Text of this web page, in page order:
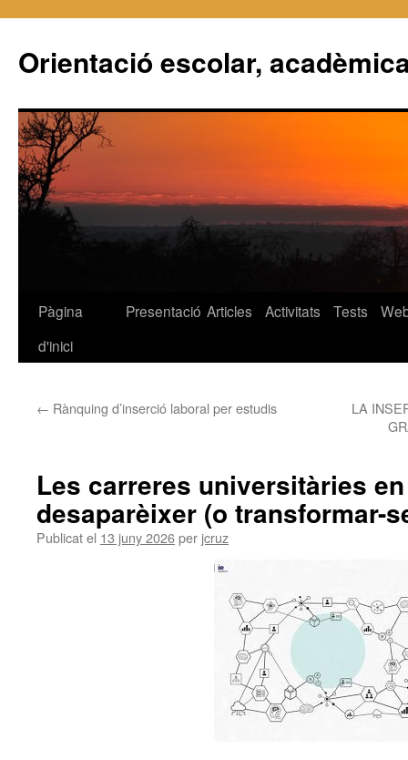
Orientació escolar,
Vés
Pàgina
d'inici
Presentació Articles Activitats Tests
← Rànquing d’inserció laboral per estudis
LA
Les carreres universitàries
desaparèixer (o transformar-
Publicat el 13 juny 2026per jcruz